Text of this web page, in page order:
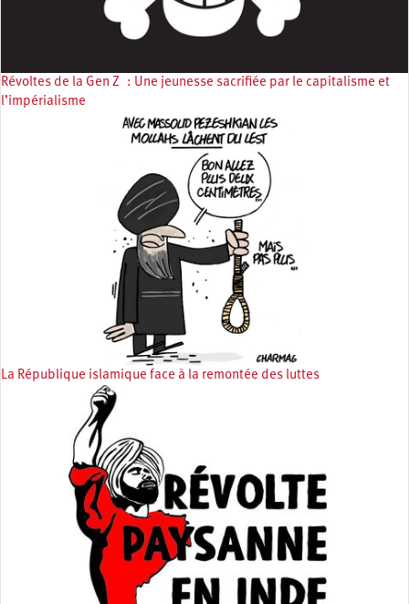
Révoltes de la Gen Z : Une jeunesse sacrifiée par le capitalisme et
l’impérialisme
La République islamique face à la remontée des luttes